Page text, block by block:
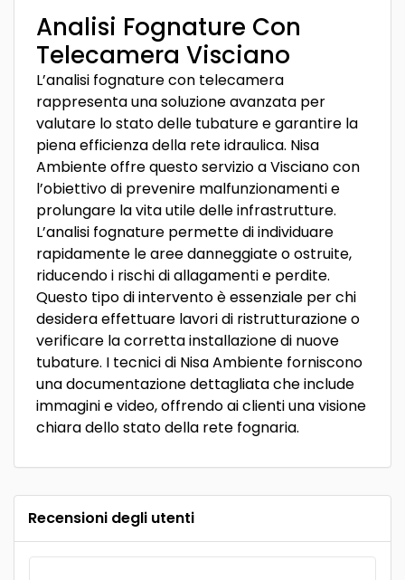
Analisi Fognature Con
Telecamera Visciano
L’analisi fognature con telecamera
rappresenta una soluzione avanzata per
valutare lo stato delle tubature e garantire la
piena efficienza della rete idraulica. Nisa
Ambiente offre questo servizio a Visciano con
l’obiettivo di prevenire malfunzionamenti e
prolungare la vita utile delle infrastrutture.
L’analisi fognature permette di individuare
rapidamente le aree danneggiate o ostruite,
riducendo i rischi di allagamenti e perdite.
Questo tipo di intervento è essenziale per chi
desidera effettuare lavori di ristrutturazione o
verificare la corretta installazione di nuove
tubature. I tecnici di Nisa Ambiente forniscono
una documentazione dettagliata che include
immagini e video, offrendo ai clienti una visione
chiara dello stato della rete fognaria.
Recensioni degli utenti